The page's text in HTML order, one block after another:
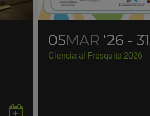
05MAR '26 - 31
Ciencia al Fresquito 2026